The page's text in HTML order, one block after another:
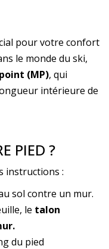
pour votre confort
le monde du ski,
(MP), qui
intérieure de
PIED ?
instructions :
sol contre un mur.
le talon
du pied